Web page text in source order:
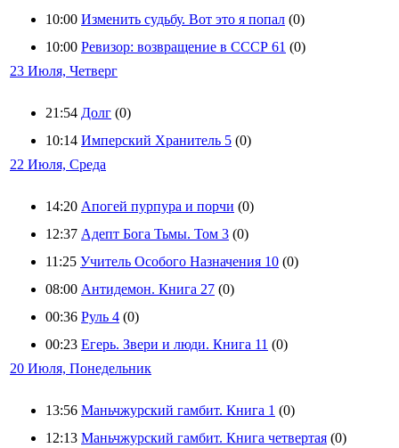
10:00 Изменить судьбу. Вот это я попал (0)
10:00 Ревизор: возвращение в СССР 61 (0)
23 Июля, Четверг
21:54 Долг (0)
10:14 Имперский Хранитель 5 (0)
22 Июля, Среда
14:20 Апогей пурпура и порчи (0)
12:37 Адепт Бога Тьмы. Том 3 (0)
11:25 Учитель Особого Назначения 10 (0)
08:00 Антидемон. Книга 27 (0)
00:36 Руль 4 (0)
00:23 Егерь. Звери и люди. Книга 11 (0)
20 Июля, Понедельник
13:56 Маньчжурский гамбит. Книга 1 (0)
12:13 Маньчжурский гамбит. Книга четвертая (0)